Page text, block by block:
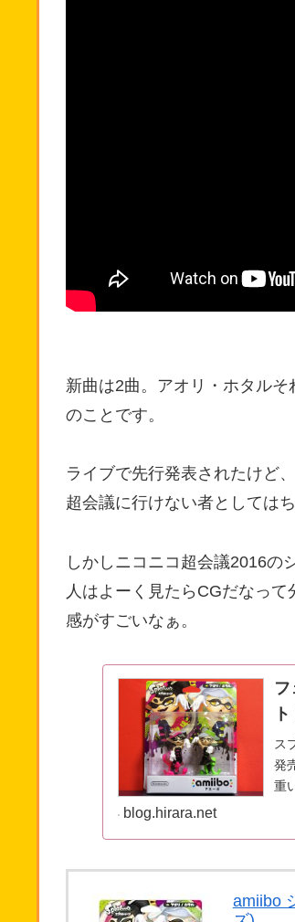
新曲は2曲。アオリ・ホタル
のことです。
ライブで先行発表されたけど
超会議に行けない者としては
しかしニコニコ超会議2016の
人はよーく見たらCGだなっ
感がすごいなぁ。
ト
ス
発
重
blog.hirara.net
amiibo